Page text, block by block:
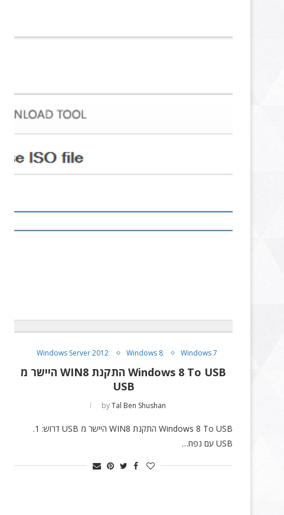
Windows 7
Windows 8
Windows Server 2012
Windows 8 To USB התקנת WIN8 היישר מ
USB
byTal Ben Shushan
Windows 8 To USB התקנת WIN8 היישר מ USB דרוש: 1.
USB עם נפח…